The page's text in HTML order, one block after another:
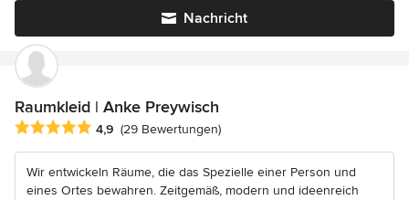
Nachricht
Raumkleid | Anke Preywisch
Durchschnittliche Bewertung: 4.9 von 5 Sternen
4,9 (29 Bewertungen)
Wir entwickeln Räume, die das Spezielle einer Person und
eines Ortes bewahren. Zeitgemäß, modern und ideenreich